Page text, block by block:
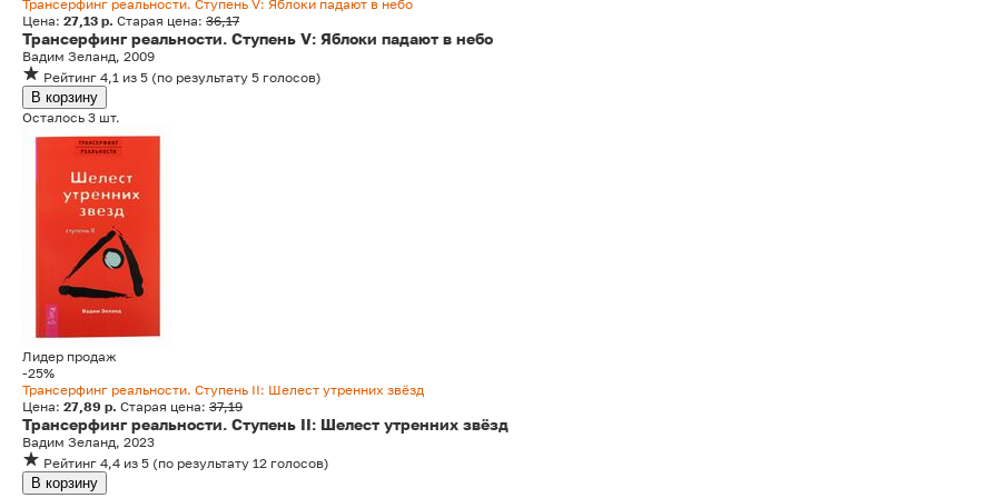
Трансерфинг реальности. Ступень V: Яблоки падают в небо
Цена: 27,13 р. Старая цена: 36,17
Трансерфинг реальности. Ступень V: Яблоки падают в небо
Вадим Зеланд, 2009
Рейтинг 4,1 из 5 (по результату 5 голосов)
В корзину
Осталось 3 шт.
Лидер продаж
-25%
Трансерфинг реальности. Ступень II: Шелест утренних звёзд
Цена: 27,89 р. Старая цена: 37,19
Трансерфинг реальности. Ступень II: Шелест утренних звёзд
Вадим Зеланд, 2023
Рейтинг 4,4 из 5 (по результату 12 голосов)
В корзину